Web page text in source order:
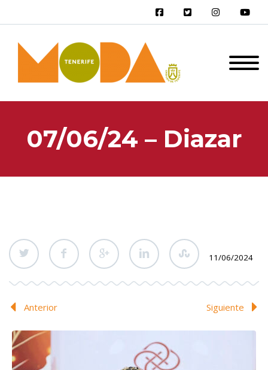
07/06/24 – Diazar
11/06/2024
Anterior Siguiente